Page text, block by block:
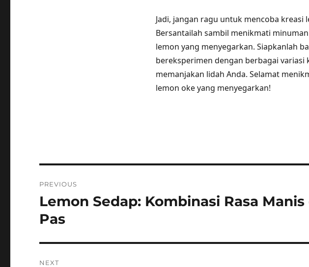
Jadi, jangan ragu untuk mencoba kreasi
Bersantailah sambil menikmati
lemon yang menyegarkan. Siapkanlah
bereksperimen dengan berbagai variasi
memanjakan lidah Anda. Selamat
lemon oke yang menyegarkan!
navigation
PREVIOUS
Previous
post:
Lemon Sedap: Kombinasi Rasa
Pas
NEXT